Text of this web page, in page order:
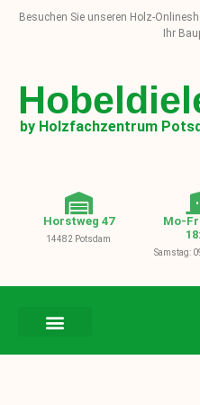
Besuchen Sie unseren Holz-
Ihr
by Holzfachzentrum
Horstweg 47
14482 Potsdam
Mo-
Samstag: